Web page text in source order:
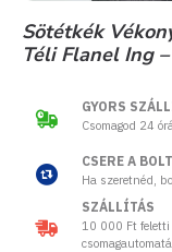
Sötétkék
Téli Flanel Ing
GYORS
Csomagod 24
CSERE A
Ha szeretnéd,
SZÁLLÍTÁS
10 000 Ft feletti